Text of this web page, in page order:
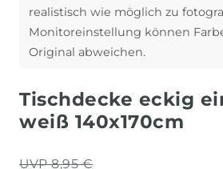
realistisch wie möglich zu
Monitoreinstellung können
Original abweichen.
Tischdecke eckig
weiß 140x170cm
UVP 8,95 €